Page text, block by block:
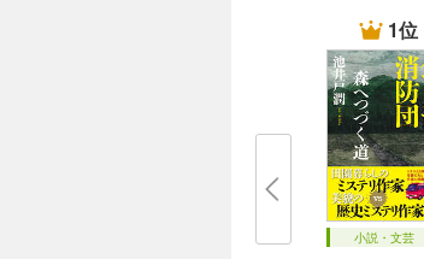
1位
小説・文芸